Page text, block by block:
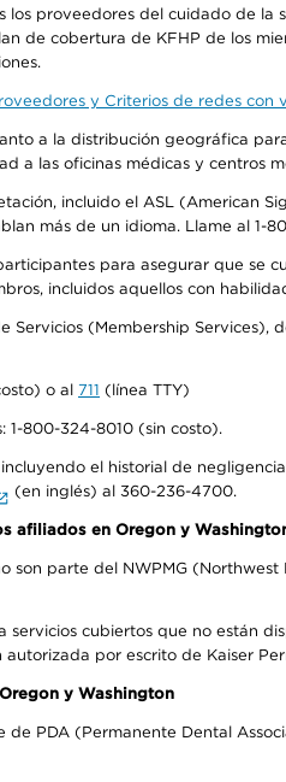
los proveedores del cuidado de
de cobertura de KFHP de los
y Criterios de redes con
a la distribución geográfica
a las oficinas médicas y centros
incluido el ASL (American
más de un idioma. Llame al 1-
para asegurar que se
incluidos aquellos con
Servicios (Membership Services),
o al 711 (línea TTY)
1-800-324-8010 (sin costo).
el historial de
(en inglés) al 360-236-4700.
afiliados en Oregon y
son parte del NWPMG
servicios cubiertos que no están
por escrito de Kaiser
y Washington
PDA (Permanente Dental